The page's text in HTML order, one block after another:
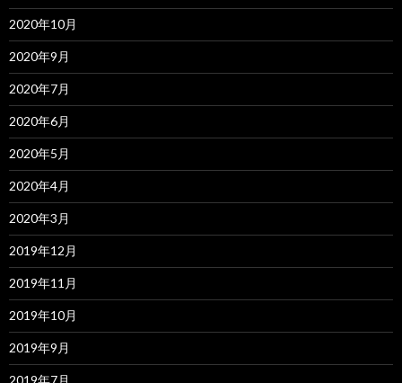
2020年10月
2020年9月
2020年7月
2020年6月
2020年5月
2020年4月
2020年3月
2019年12月
2019年11月
2019年10月
2019年9月
2019年7月